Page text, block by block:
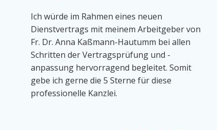
Ich würde im Rahmen eines neuen
Dienstvertrags mit meinem Arbeitgeber von
Fr. Dr. Anna Kaßmann-Hautumm bei allen
Schritten der Vertragsprüfung und -
anpassung hervorragend begleitet. Somit
gebe ich gerne die 5 Sterne für diese
professionelle Kanzlei.